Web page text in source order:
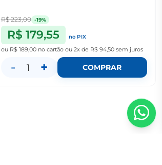
R$ 223,00 -19%
R$ 179,55
no PIX
ou R$ 189,00 no cartão ou 2x de R$ 94,50sem juros
- 1 + COMPRAR